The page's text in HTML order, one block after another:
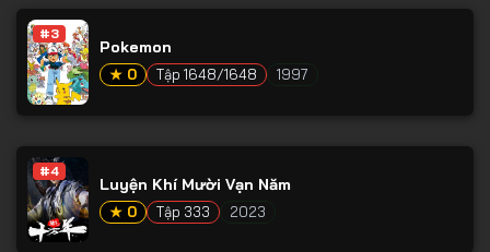
#3
Pokemon
★ 0 Tập 1648/1648 1997
#4
Luyện Khí Mười Vạn Năm
★ 0 Tập 333 2023